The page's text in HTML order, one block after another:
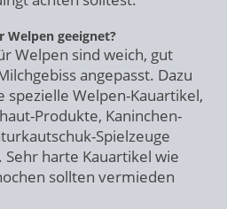
Welpen geeignet?
Welpen sind weich, gut
angepasst. Dazu
spezielle Welpen-Kauartikel,
Produkte, Kaninchen-
Spielzeuge
harte Kauartikel wie
sollten vermieden